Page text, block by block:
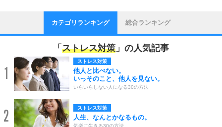
カテゴリランキング 総合ランキング
「 ストレス対策 」の人気記事
1
ストレス対策
他人と比べない。
いっそのこと、他人を見ない。
いらいらしない人になる30の方法
2 ストレス対策
人生、なんとかなるもの。
気楽に生きる30の方法